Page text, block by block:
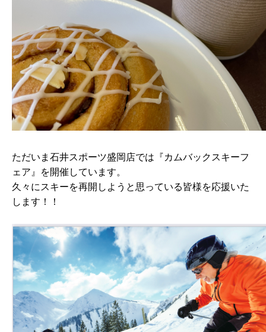
ただいま石井スポーツ盛岡店では『カムバックスキーフ
ェア』を開催しています。
久々にスキーを再開しようと思っている皆様を応援いた
します！！